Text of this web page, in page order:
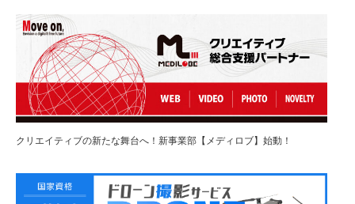
クリエイティブの新たな舞台へ！新事業部【メディロブ】始動！